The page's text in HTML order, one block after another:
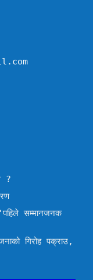
?
सम्मानजनक
गिरोह पक्राउ,